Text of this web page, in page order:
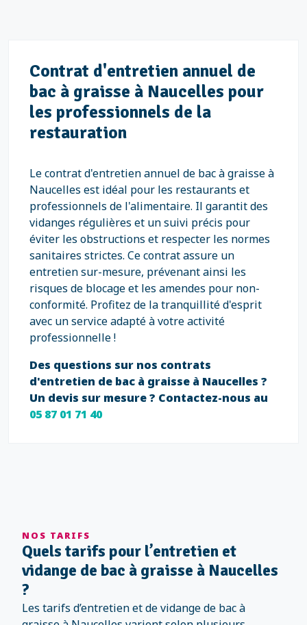
Contrat d'entretien annuel de
bac à graisse à Naucelles pour
les professionnels de la
restauration
Le contrat d'entretien annuel de bac à graisse à
Naucelles est idéal pour les restaurants et
professionnels de l'alimentaire. Il garantit des
vidanges régulières et un suivi précis pour
éviter les obstructions et respecter les normes
sanitaires strictes. Ce contrat assure un
entretien sur-mesure, prévenant ainsi les
risques de blocage et les amendes pour non-
conformité. Profitez de la tranquillité d'esprit
avec un service adapté à votre activité
professionnelle !
Des questions sur nos contrats
d'entretien de bac à graisse à Naucelles ?
Un devis sur mesure ? Contactez-nous au
05 87 01 71 40
NOS TARIFS
Quels tarifs pour l’entretien et
vidange de bac à graisse à Naucelles
?
Les tarifs d’entretien et de vidange de bac à